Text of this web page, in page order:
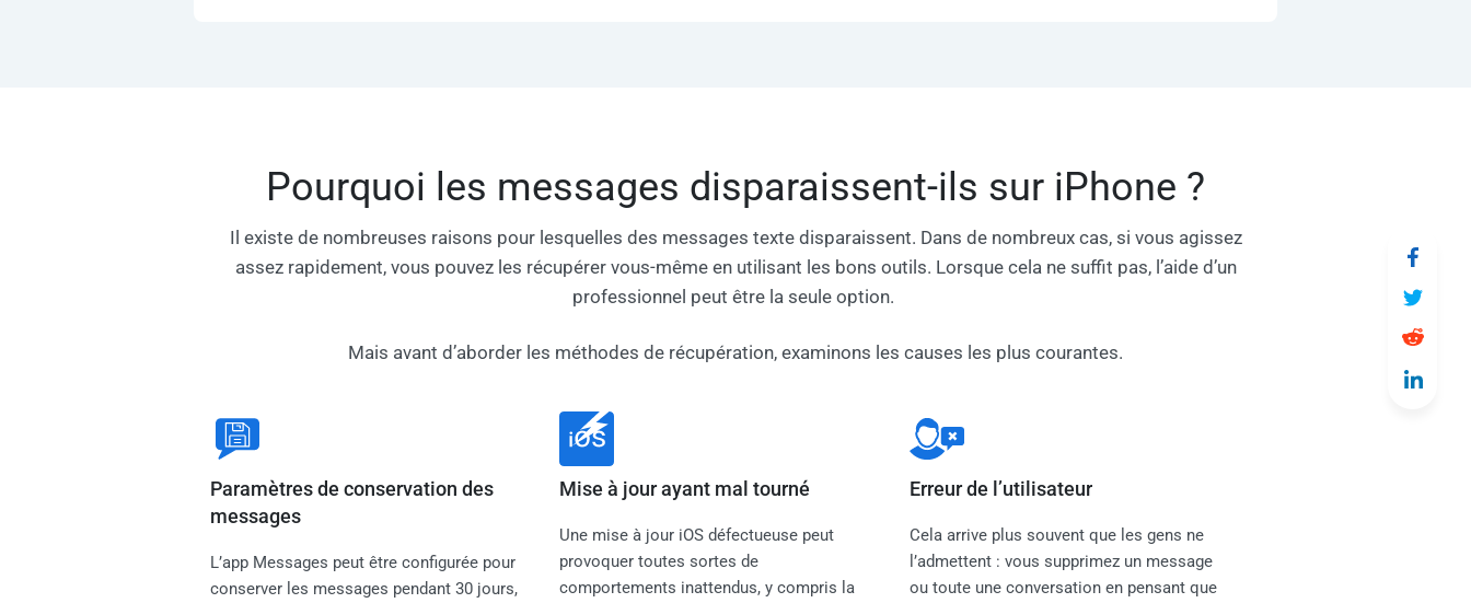
Pourquoi les messages disparaissent-ils sur iPhone ?
Il existe de nombreuses raisons pour lesquelles des messages texte disparaissent. Dans de nombreux cas, si vous agissez
assez rapidement, vous pouvez les récupérer vous-même en utilisant les bons outils. Lorsque cela ne suffit pas, l’aide d’un
professionnel peut être la seule option.
Mais avant d’aborder les méthodes de récupération, examinons les causes les plus courantes.
Paramètres de conservation des
messages
L’app Messages peut être configurée pour
conserver les messages pendant 30 jours,
Mise à jour ayant mal tourné
Une mise à jour iOS défectueuse peut
provoquer toutes sortes de
comportements inattendus, y compris la
Erreur de l’utilisateur
Cela arrive plus souvent que les gens ne
l’admettent : vous supprimez un message
ou toute une conversation en pensant que